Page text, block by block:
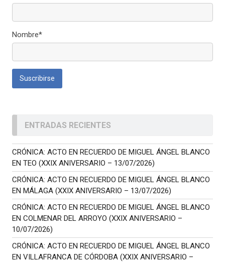
Nombre*
ENTRADAS RECIENTES
CRÓNICA: ACTO EN RECUERDO DE MIGUEL ÁNGEL BLANCO
EN TEO (XXIX ANIVERSARIO – 13/07/2026)
CRÓNICA: ACTO EN RECUERDO DE MIGUEL ÁNGEL BLANCO
EN MÁLAGA (XXIX ANIVERSARIO – 13/07/2026)
CRÓNICA: ACTO EN RECUERDO DE MIGUEL ÁNGEL BLANCO
EN COLMENAR DEL ARROYO (XXIX ANIVERSARIO –
10/07/2026)
CRÓNICA: ACTO EN RECUERDO DE MIGUEL ÁNGEL BLANCO
EN VILLAFRANCA DE CÓRDOBA (XXIX ANIVERSARIO –